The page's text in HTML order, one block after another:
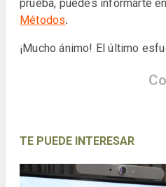
prueba, puedes informarte
Métodos.
¡Mucho ánimo! El último
TE PUEDE INTERESAR